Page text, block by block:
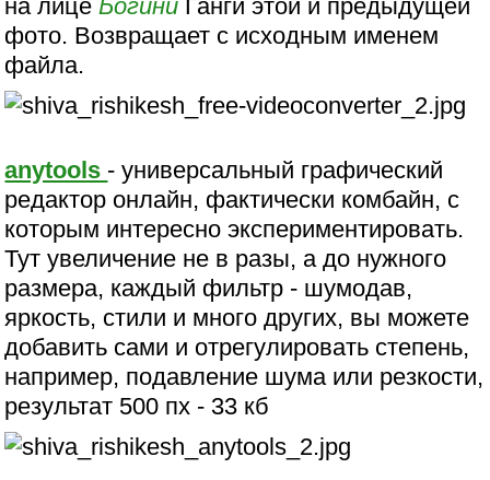
на лице Богини Ганги этой и предыдущей
фото. Возвращает с исходным именем
файла.
anytools - универсальный графический
редактор онлайн, фактически комбайн, с
которым интересно экспериментировать.
Тут увеличение не в разы, а до нужного
размера, каждый фильтр - шумодав,
яркость, стили и много других, вы можете
добавить сами и отрегулировать степень,
например, подавление шума или резкости,
результат 500 пх - 33 кб